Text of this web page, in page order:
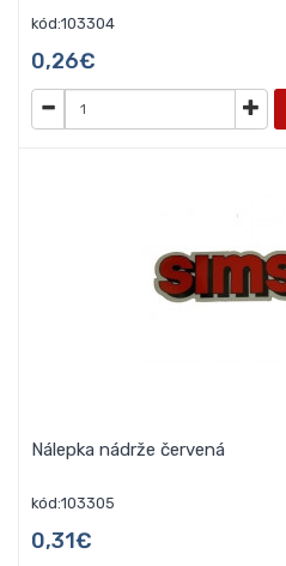
kód:103304
0,26€
Nálepka nádrže červená
kód:103305
0,31€